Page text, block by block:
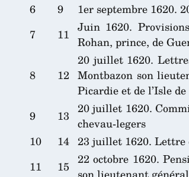
6
9
1er septembre 1620.
7
11 Juin 1620.
Rohan, prince, de
8 12
20 juillet 1620.
Montbazon son
Picardie et de l’Isle
9
13 20 juillet 1620.
chevau-legers
10
14 23 juillet 1620. Lettre
11
15 22 octobre 1620.